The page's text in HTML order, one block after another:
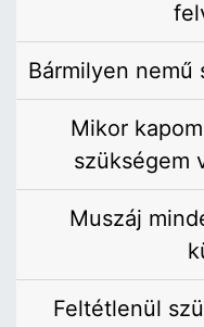
Bármilyen nemű
Mikor
szükségem
Muszáj
Feltétlenül